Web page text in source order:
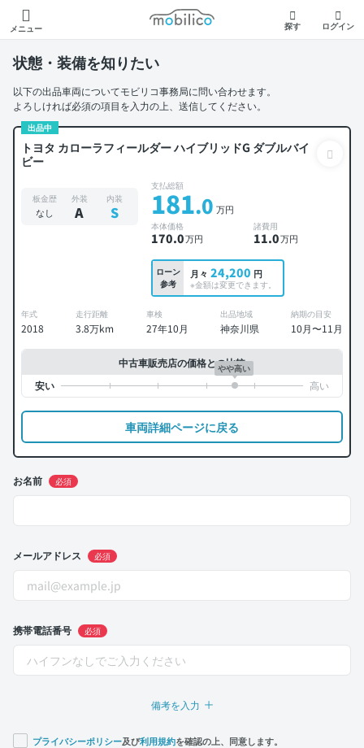
メニュー
モビリコ
探す ログイン
状態・装備を知りたい
以下の出品車両についてモビリコ事務局に問い合わせます。
よろしければ必須の項目を入力の上、送信してください。
出品中
トヨタ カローラフィールダー ハイブリッドG ダブルバイ
ビー
板金歴
なし
外装
A
内装
S
支払総額
181.0 万円
本体価格
170.0万円
諸費用
11.0万円
ローン
参考
月々 24,200 円
※金額は変更できます。
年式
2018
走行距離
3.8万km
車検
27年10月
出品地域
神奈川県
納期の目安
10月〜11月
中古車販売店の価格との比較
やや高い
車両詳細ページに戻る
お名前 必須
メールアドレス 必須
携帯電話番号 必須
備考を入力
プライバシーポリシー及び利用規約を確認の上、同意します。